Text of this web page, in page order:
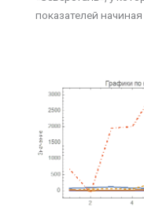
показателей начиная